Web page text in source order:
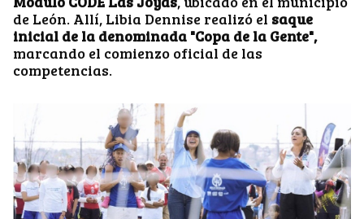
de León. Allí, Libia Dennise realizó el saque
inicial de la denominada "Copa de la Gente",
marcando el comienzo oficial de las
competencias.